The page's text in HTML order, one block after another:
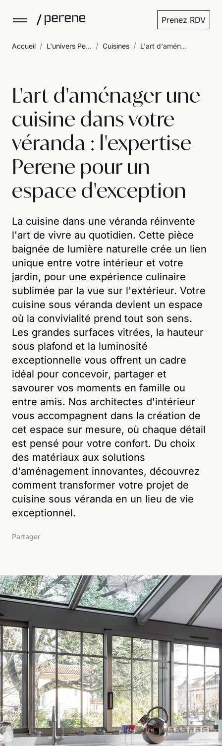
Prenez RDV
Accueil / L'univers Pe... / Cuisines / L'art d'amén...
L'art d'aménager une
cuisine dans votre
véranda : l'expertise
Perene pour un
espace d'exception
La cuisine dans une véranda réinvente
l'art de vivre au quotidien. Cette pièce
baignée de lumière naturelle crée un lien
unique entre votre intérieur et votre
jardin, pour une expérience culinaire
sublimée par la vue sur l'extérieur. Votre
cuisine sous véranda devient un espace
où la convivialité prend tout son sens.
Les grandes surfaces vitrées, la hauteur
sous plafond et la luminosité
exceptionnelle vous offrent un cadre
idéal pour concevoir, partager et
savourer vos moments en famille ou
entre amis. Nos architectes d'intérieur
vous accompagnent dans la création de
cet espace sur mesure, où chaque détail
est pensé pour votre confort. Du choix
des matériaux aux solutions
d'aménagement innovantes, découvrez
comment transformer votre projet de
cuisine sous véranda en un lieu de vie
exceptionnel.
Partager